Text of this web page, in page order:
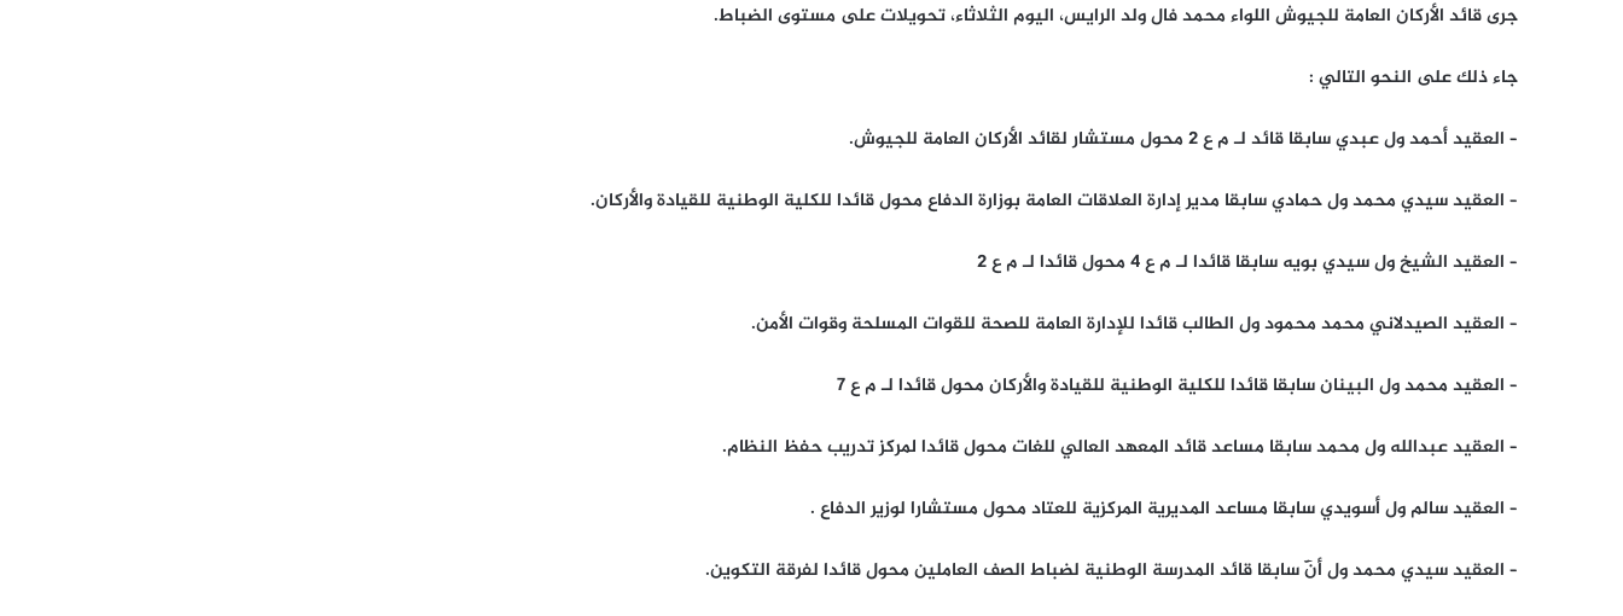
جرى قائد الأركان العامة للجيوش اللواء محمد فال ولد الرايس، اليوم الثلاثاء، تحويلات على مستوى الضباط.
جاء ذلك على النحو التالي :
– العقيد أحمد ول عبدي سابقا قائد لـ م ع 2 محول مستشار لقائد الأركان العامة للجيوش.
– العقيد سيدي محمد ول حمادي سابقا مدير إدارة العلاقات العامة بوزارة الدفاع محول قائدا للكلية الوطنية للقيادة والأركان.
– العقيد الشيخ ول سيدي بويه سابقا قائدا لـ م ع 4 محول قائدا لـ م ع 2
– العقيد الصيدلاني محمد محمود ول الطالب قائدا للإدارة العامة للصحة للقوات المسلحة وقوات الأمن.
– العقيد محمد ول البينان سابقا قائدا للكلية الوطنية للقيادة والأركان محول قائدا لـ م ع 7
– العقيد عبدالله ول محمد سابقا مساعد قائد المعهد العالي للغات محول قائدا لمركز تدريب حفظ النظام.
– العقيد سالم ول أسويدي سابقا مساعد المديرية المركزية للعتاد محول مستشارا لوزير الدفاع .
– العقيد سيدي محمد ول أنّٓ سابقا قائد المدرسة الوطنية لضباط الصف العاملين محول قائدا لفرقة التكوين.